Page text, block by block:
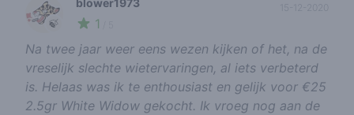
🍃
blower1973
1
Na twee jaar weer eens wezen kijken of het, na de
vreselijk slechte wietervaringen, al iets verbeterd
is. Helaas was ik te enthousiast en gelijk voor €25
2.5gr White Widow gekocht. Ik vroeg nog aan de